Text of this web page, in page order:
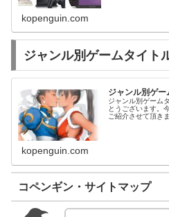
kopenguin.com
ジャンル別ゲームタイト
ジャンル別ゲー
ジャンル別ゲーム
とうございます。
ご紹介させて頂きま
kopenguin.com
コペンギン・サイトマップ